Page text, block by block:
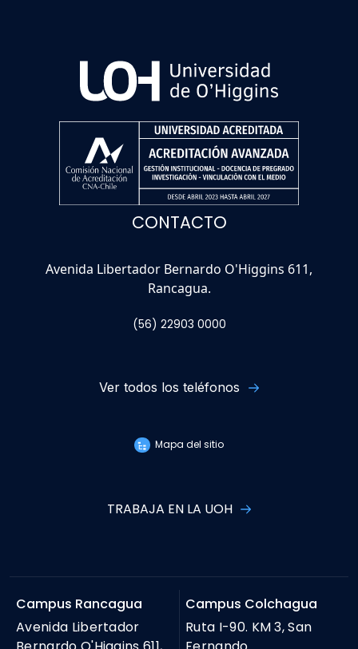
CONTACTO
Avenida Libertador Bernardo O'Higgins 611,
Rancagua.
(56) 22903 0000
Ver todos los teléfonos
Mapa del sitio
TRABAJA EN LA UOH
Campus Rancagua
Avenida Libertador
Campus Colchagua
Ruta I-90. KM 3, San